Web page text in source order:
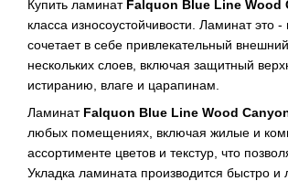
Купить ламинат Falquon Blue Line Wood
класса износоустойчивости. Ламинат это
сочетает в себе привлекательный
нескольких слоев, включая защитный
истиранию, влаге и царапинам.
Ламинат Falquon Blue Line Wood
любых помещениях, включая жилые и
ассортименте цветов и текстур, что
Укладка ламината производится быстро